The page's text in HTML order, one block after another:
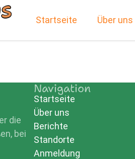
Startseite Über uns
die
bei
Navigation
Startseite
Über uns
Berichte
Standorte
Anmeldung